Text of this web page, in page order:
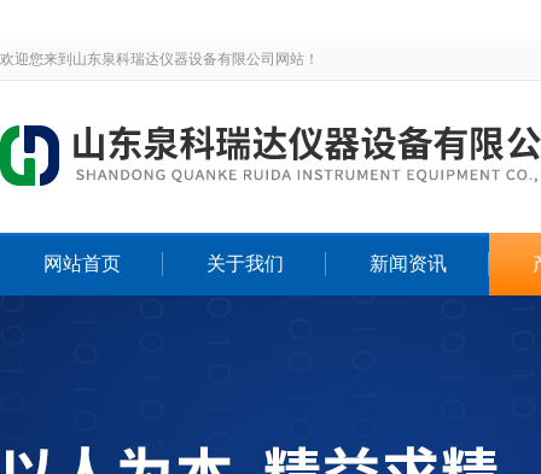
欢迎您来到山东泉科瑞达仪器设备有限公司网站！
网站首页 关于我们 新闻资讯